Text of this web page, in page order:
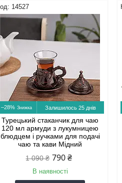
14527
–28% Залишилось 25 днів
Турецький стаканчик для чаю
120 мл армуди з лукумницею
блюдцем і ручками для подачі
чаю та кави Мідний
1 090 ₴ 790 ₴
В наявності